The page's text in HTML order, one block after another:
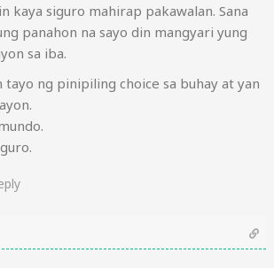
kaya siguro mahirap pakawalan. Sana
panahon na sayo din mangyari yung
sa iba.
tayo ng pinipiling choice sa buhay at yan